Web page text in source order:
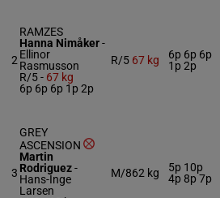
2
RAMZES
Hanna Nimåker-
Ellinor
Rasmusson
R/5 - 67 kg
6p 6p 6p 1p 2p
R/5 67 kg
6p 6p 6p
1p 2p
3
GREY
ASCENSION
Martin
Rodriguez-
Hans-Inge
Larsen
M/862 kg
5p 10p
4p 8p 7p